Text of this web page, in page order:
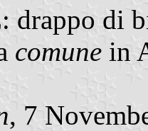
drappo di
comune in
, 7